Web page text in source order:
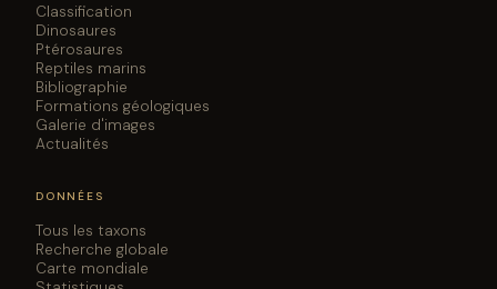
Classification
Dinosaures
Ptérosaures
Reptiles marins
Bibliographie
Formations géologiques
Galerie d'images
Actualités
DONNÉES
Tous les taxons
Recherche globale
Carte mondiale